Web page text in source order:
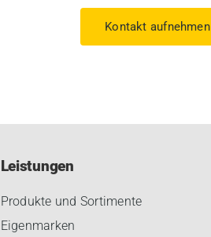
Kontakt aufnehmen
Leistungen
Produkte und Sortimente
Eigenmarken